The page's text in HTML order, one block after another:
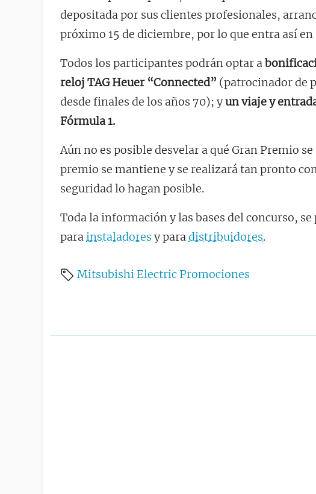
depositada por sus clientes profesionales,
próximo 15 de diciembre, por lo que entra así
Todos los participantes podrán optar a
reloj TAG Heuer “Connected” (patrocinador de
desde finales de los años 70); yun viaje y
Fórmula 1.
Aún no es posible desvelar a qué Gran Premio
premio se mantiene y se realizará tan pronto
seguridad lo hagan posible.
Toda la información y las bases del concurso,
parainstaladores y paradistribuidores.
Mitsubishi Electric Promociones